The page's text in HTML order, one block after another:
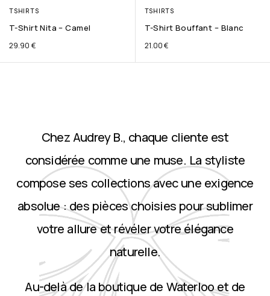
TSHIRTS
T-Shirt Nita – Camel
29.90 €
TSHIRTS
T-Shirt Bouffant – Blanc
21.00€
Chez Audrey B., chaque cliente est
considérée comme une muse. La styliste
compose ses collections avec une exigence
absolue : des pièces choisies pour sublimer
votre allure et révéler votre élégance
naturelle.
Au-delà de la boutique de Waterloo et de